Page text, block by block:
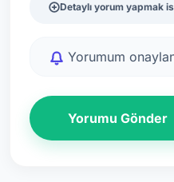
Detaylı yorum yapmak
Yorumum
Yorumu Gönder